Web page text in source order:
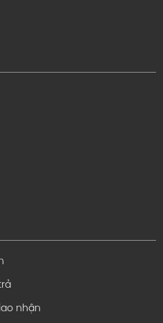
chuyên nghiệp. Vì vậy
bảo khách hàng hài
là trên hết giúp cho
nhận